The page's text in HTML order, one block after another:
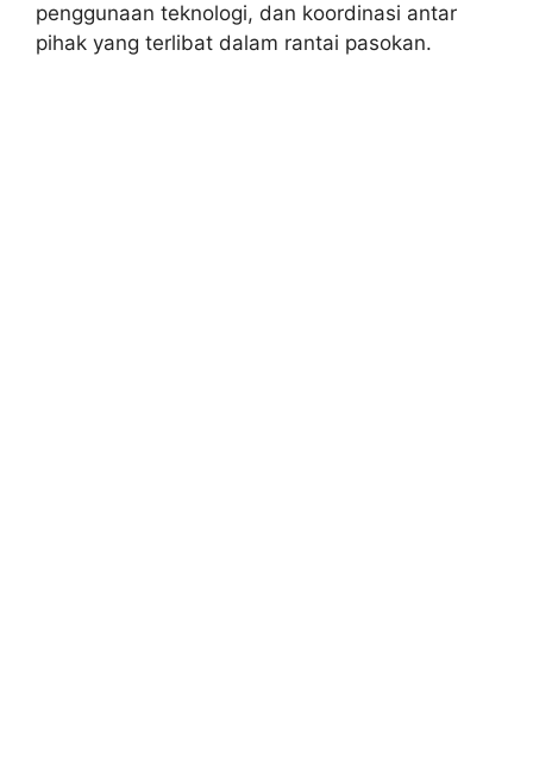
penggunaan teknologi, dan koordinasi antar
pihak yang terlibat dalam rantai pasokan.